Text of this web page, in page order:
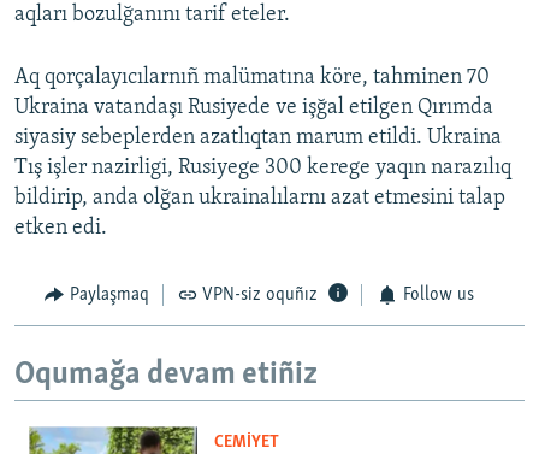
aqları bozulğanını tarif eteler.
Aq qorçalayıcılarnıñ malümatına köre, tahminen 70
Ukraina vatandaşı Rusiyede ve işğal etilgen Qırımda
siyasiy sebeplerden azatlıqtan marum etildi. Ukraina
Tış işler nazirligi, Rusiyege 300 kerege yaqın narazılıq
bildirip, anda olğan ukrainalılarnı azat etmesini talap
etken edi.
Paylaşmaq VPN-siz oquñız Follow us
Oqumağa devam etiñiz
CEMİYET